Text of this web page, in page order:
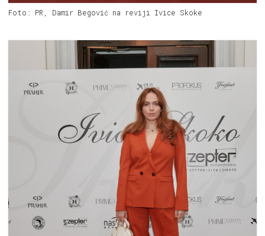
Foto: PR, Damir Begović na reviji Ivice Skoke